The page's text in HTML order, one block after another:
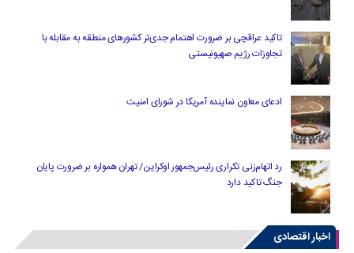
تاکید عراقچی بر ضرورت اهتمام جدی‌تر کشورهای منطقه به مقابله با
تجاوزات رژیم صهیونیستی
ادعای معاون نماینده آمریکا در شورای امنیت
رد اتهام‌زنی تکراری رئیس‌جمهور اوکراین/ تهران همواره بر ضرورت پایان
جنگ تاکید دارد
اخبار اقتصادی